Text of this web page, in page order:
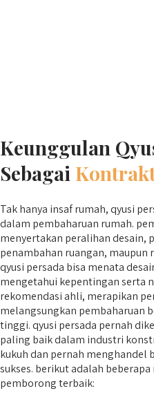
Keunggulan
Sebagai
Tak hanya insaf rumah, qyusi
dalam pembaharuan rumah.
menyertakan peralihan desain,
penambahan ruangan,
qyusi persada bisa menata
mengetahui kepentingan serta
rekomendasi ahli, merapikan
melangsungkan pembaharuan
tinggi. qyusi persada pernah
paling baik dalam industri
kukuh dan pernah menghandel
sukses. berikut adalah
pemborong terbaik: